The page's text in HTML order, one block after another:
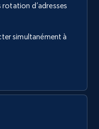
rotation d’adresses
simultanément à